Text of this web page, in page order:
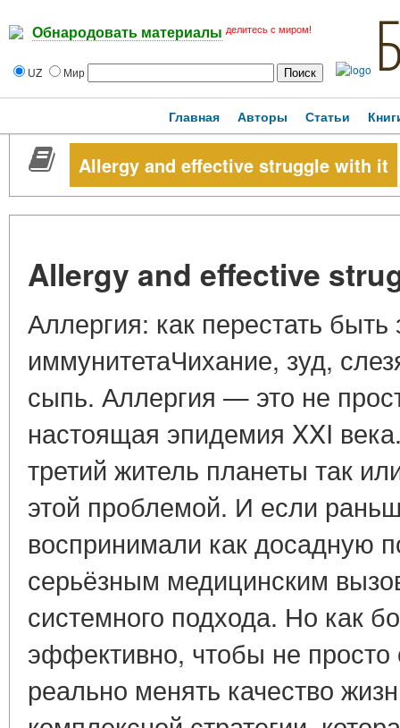
Обнародовать материалы делитесь с миром!
UZ Мир
Главная Авторы Статьи
Allergy and effective struggle with it
Allergy and effective
Аллергия: как перестать
иммунитетаЧихание, зуд,
сыпь. Аллергия — это не
настоящая эпидемия XXI
третий житель планеты так
этой проблемой. И если
воспринимали как досадную
серьёзным медицинским
системного подхода. Но как
эффективно, чтобы не
реально менять качество